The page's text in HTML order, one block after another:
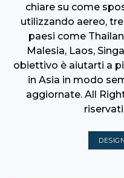
chiare su come
utilizzando aereo,
paesi come
Malesia, Laos,
obiettivo è aiutarti a
in Asia in modo
aggiornate. All